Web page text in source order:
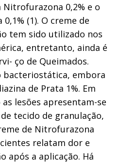
Nitrofurazona 0,2% e o
(1). O creme de
tem sido utilizado nos
entretanto, ainda é
ço de Queimados.
bacteriostática, embora
de Prata 1%. Em
lesões apresentam-se
tecido de granulação,
de Nitrofurazona
relatam dor e
após a aplicação. Há